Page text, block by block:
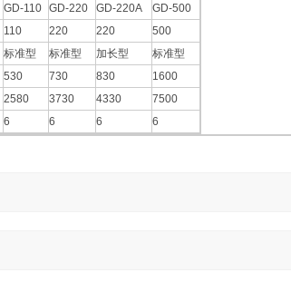
GD-110 GD-220 GD-220A
GD-500
110 220 220
500
标准型 标准型 加长型
标准型
530 730 830
1600
2580 3730 4330
7500
6 6 6 6